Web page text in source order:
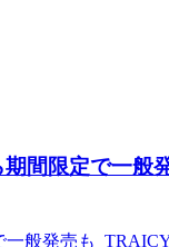
間限定で一般
般発売も